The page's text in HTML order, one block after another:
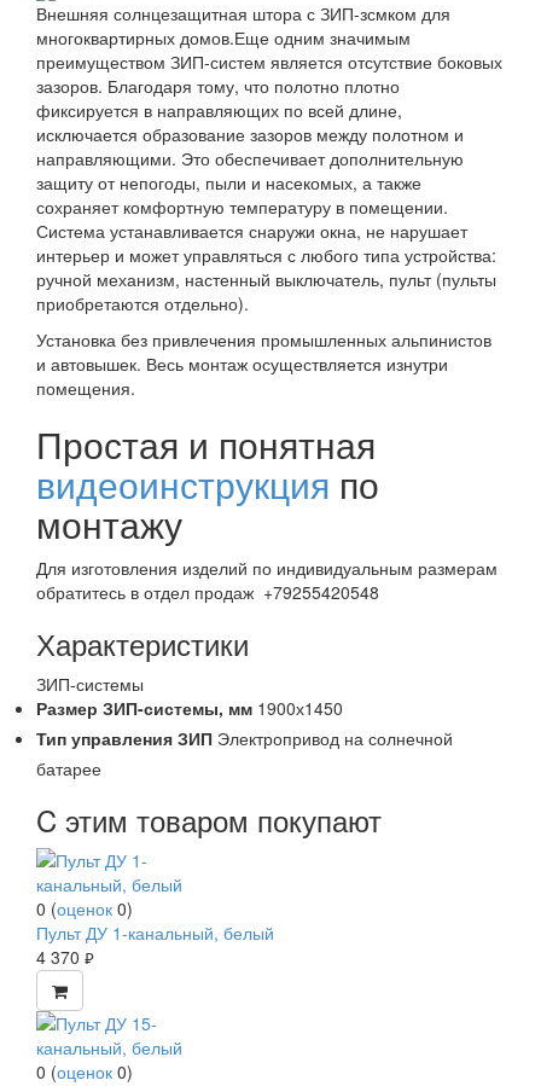
Внешняя солнцезащитная штора с ЗИП-зсмком для
многоквартирных домов.Еще одним значимым
преимуществом ЗИП-систем является отсутствие боковых
зазоров. Благодаря тому, что полотно плотно
фиксируется в направляющих по всей длине,
исключается образование зазоров между полотном и
направляющими. Это обеспечивает дополнительную
защиту от непогоды, пыли и насекомых, а также
сохраняет комфортную температуру в помещении.
Система устанавливается снаружи окна, не нарушает
интерьер и может управляться с любого типа устройства:
ручной механизм, настенный выключатель, пульт (пульты
приобретаются отдельно).
Установка без привлечения промышленных альпинистов
и автовышек. Весь монтаж осуществляется изнутри
помещения.
Простая и понятная
видеоинструкция по
монтажу
Для изготовления изделий по индивидуальным размерам
обратитесь в отдел продаж +79255420548
Характеристики
ЗИП-системы
Размер ЗИП-системы, мм 1900х1450
Тип управления ЗИП Электропривод на солнечной
батарее
C этим товаром покупают
0 (оценок 0)
Пульт ДУ 1-канальный, белый
4 370 руб.
0 (оценок 0)